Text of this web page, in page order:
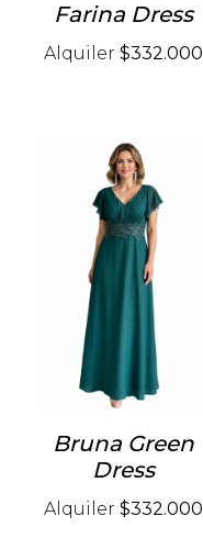
Farina Dress
Alquiler $332.000
Bruna Green
Dress
Alquiler $332.000